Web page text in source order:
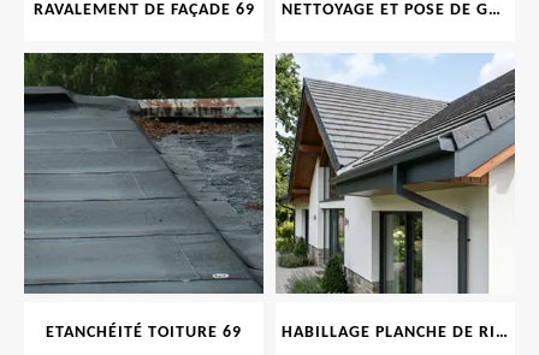
RAVALEMENT DE FAÇADE 69 NETTOYAGE ET POSE DE GOUTTIÈRE 69
ETANCHÉITÉ TOITURE 69 HABILLAGE PLANCHE DE RIVE 69